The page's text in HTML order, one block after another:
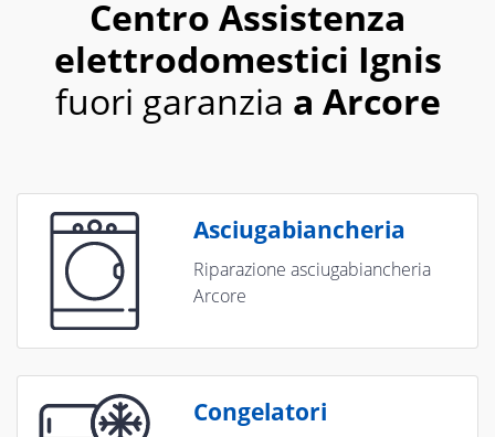
Centro Assistenza
elettrodomestici Ignis
fuori garanzia a Arcore
Asciugabiancheria
Riparazione asciugabiancheria
Arcore
Congelatori